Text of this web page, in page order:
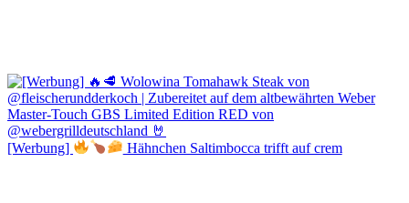
[Werbung] Hähnchen Saltimbocca trifft auf crem